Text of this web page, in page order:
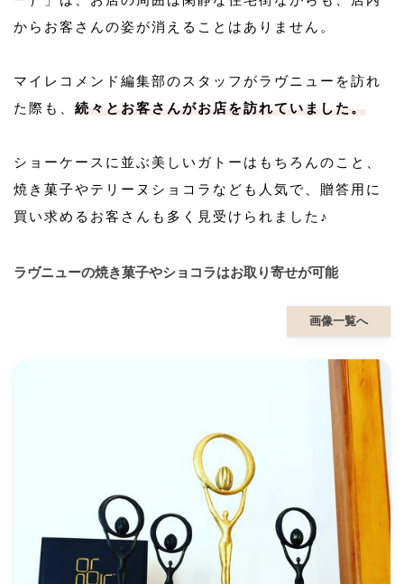
からお客さんの姿が消えることはありません。
マイレコメンド編集部のスタッフがラヴニューを訪れ
た際も、 続々とお客さんがお店を訪れていました。
ショーケースに並ぶ美しいガトーはもちろんのこと、
焼き菓子やテリーヌショコラなども人気で、贈答用に
買い求めるお客さんも多く見受けられました♪
ラヴニューの焼き菓子やショコラはお取り寄せが可能
画像一覧へ